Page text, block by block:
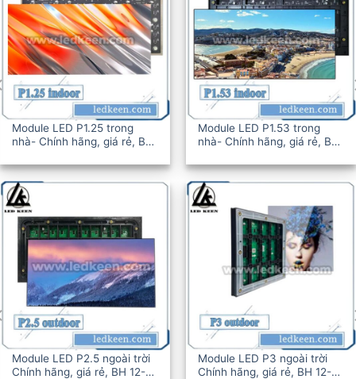
LED P1.25 trong
Chính hãng, giá rẻ, BH
Module LED P1.53 trong
nhà- Chính hãng, giá rẻ, BH
LED P2.5 ngoài trời
hãng, giá rẻ, BH 12-
Module LED P3 ngoài trời
Chính hãng, giá rẻ, BH 12-